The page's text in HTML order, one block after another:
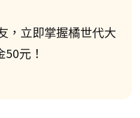
，立即掌握橘世代大
元！